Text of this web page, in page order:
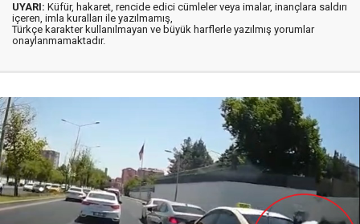
UYARI: Küfür, hakaret, rencide edici cümleler veya imalar, inançlara saldırı
içeren, imla kuralları ile yazılmamış,
Türkçe karakter kullanılmayan ve büyük harflerle yazılmış yorumlar
onaylanmamaktadır.